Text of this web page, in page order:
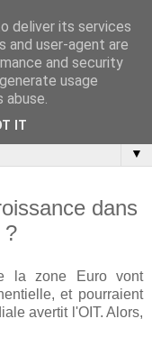
et de
▼
dans
?
la zone Euro vont
et pourraient
avertit l'OIT. Alors,
deliver its services
and user-agent are
and security
usage
IT